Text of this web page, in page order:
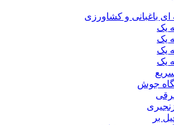
ای باغبانی و کشاورزی
یک
یک
یک
یک
جوش
بر